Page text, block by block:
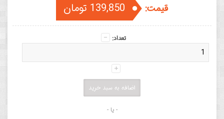
قیمت: 139,850 تومان
تعداد:
- یا -